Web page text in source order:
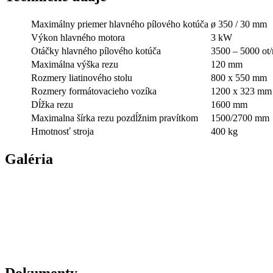
Maximálny priemer hlavného pílového kotúča ø 350 / 30 mm
Výkon hlavného motora
3 kW
Otáčky hlavného pílového kotúča
3500 – 5000
Maximálna výška rezu
120 mm
Rozmery liatinového stolu
800 x 550 mm
Rozmery formátovacieho vozíka
1200 x 323 mm
Dĺžka rezu
1600 mm
Maximalna šírka rezu pozdĺžnim pravítkom
1500/2700 mm
Hmotnosť stroja
400 kg
Galéria